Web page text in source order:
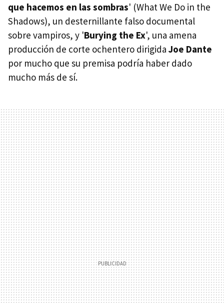
que hacemos en las sombras' (What We Do in the
Shadows), un desternillante falso documental
sobre vampiros, y 'Burying the Ex', una amena
producción de corte ochentero dirigida Joe Dante
por mucho que su premisa podría haber dado
mucho más de sí.